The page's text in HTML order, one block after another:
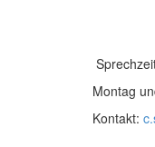
Montag
Kontakt: